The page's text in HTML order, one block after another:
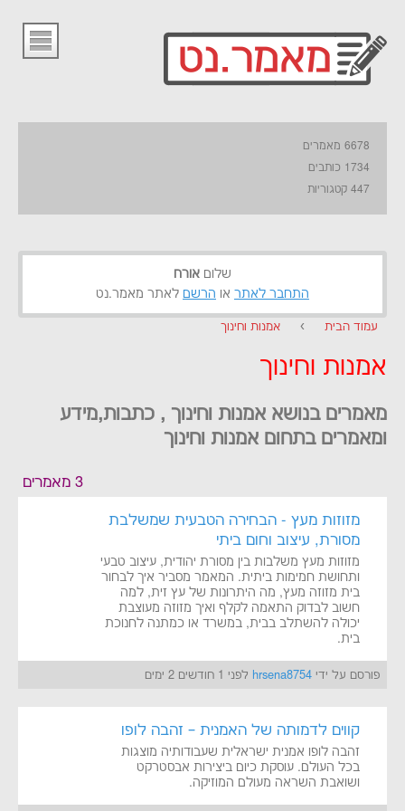
שלום אורח
התחבר לאתר או הרשם לאתר מאמר.נט
6678 מאמרים
1734 כותבים
447 קטגוריות
עמוד הבית › אמנות וחינוך
אמנות וחינוך
מאמרים בנושא אמנות וחינוך , כתבות,מידע
ומאמרים בתחום אמנות וחינוך
3 מאמרים
מזוזות מעץ - הבחירה הטבעית שמשלבת
מסורת, עיצוב וחום ביתי
מזוזות מעץ משלבות בין מסורת יהודית, עיצוב טבעי
ותחושת חמימות ביתית. המאמר מסביר איך לבחור
בית מזוזה מעץ, מה היתרונות של עץ זית, למה
חשוב לבדוק התאמה לקלף ואיך מזוזה מעוצבת
יכולה להשתלב בבית, במשרד או כמתנה לחנוכת
בית.
פורסם על ידי hrsena8754 לפני 1 חודשים 2 ימים
קווים לדמותה של האמנית – זהבה לופו
זהבה לופו אמנית ישראלית שעבודותיה מוצגות
בכל העולם. עוסקת כיום ביצירות אבסטרקט
ושואבת השראה מעולם המוזיקה.